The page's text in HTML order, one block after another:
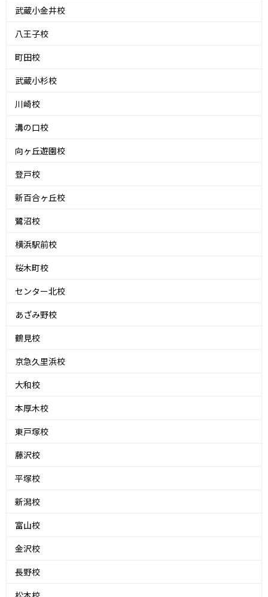
武蔵小金井校
八王子校
町田校
武蔵小杉校
川崎校
溝の口校
向ヶ丘遊園校
登戸校
新百合ヶ丘校
鷺沼校
横浜駅前校
桜木町校
センター北校
あざみ野校
鶴見校
京急久里浜校
大和校
本厚木校
東戸塚校
藤沢校
平塚校
新潟校
富山校
金沢校
長野校